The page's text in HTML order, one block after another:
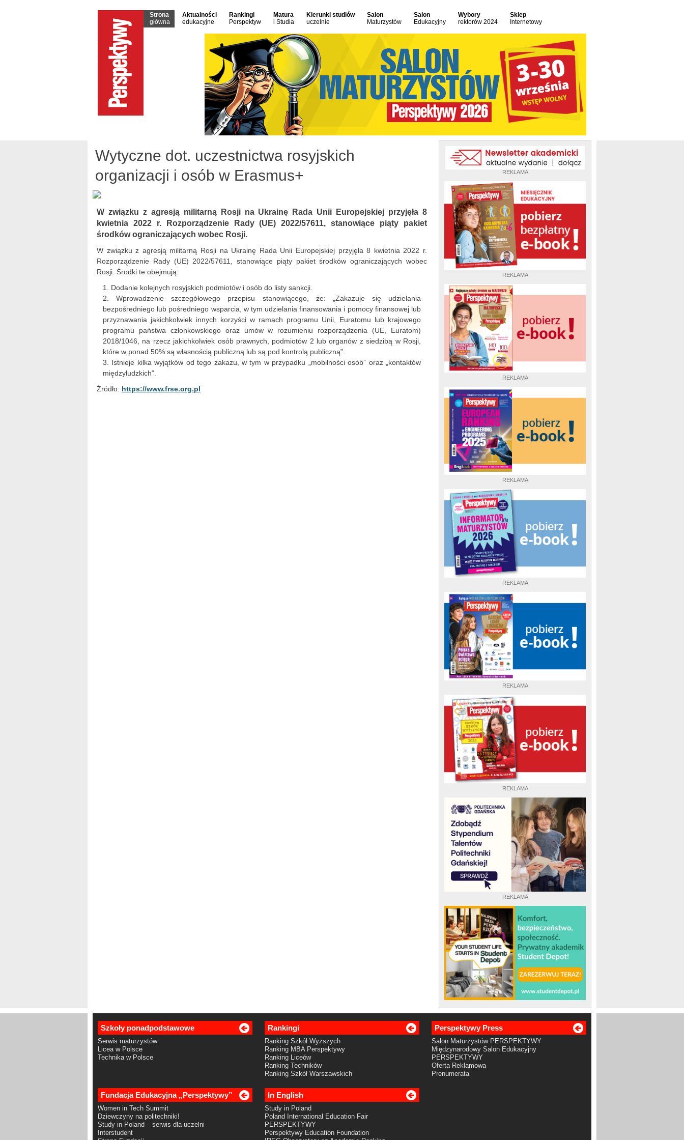
Strona
główna
Aktualności
edukacyjne
Rankingi
Perspektyw
Matura
i Studia
Kierunki studiów
uczelnie
Salon
Maturzystów
Salon
Edukacyjny
Wybory
rektorów 2024
Sklep
Internetowy
REKLAMA
REKLAMA
REKLAMA
REKLAMA
REKLAMA
REKLAMA
REKLAMA
REKLAMA
Wytyczne dot. uczestnictwa rosyjskich
organizacji i osób w Erasmus+
W związku z agresją militarną Rosji na Ukrainę Rada Unii Europejskiej przyjęła 8
kwietnia 2022 r. Rozporządzenie Rady (UE) 2022/57611, stanowiące piąty pakiet
środków ograniczających wobec Rosji.
W związku z agresją militarną Rosji na Ukrainę Rada Unii Europejskiej przyjęła 8 kwietnia 2022 r.
Rozporządzenie Rady (UE) 2022/57611, stanowiące piąty pakiet środków ograniczających wobec
Rosji. Środki te obejmują:
Dodanie kolejnych rosyjskich podmiotów i osób do listy sankcji.
Wprowadzenie szczegółowego przepisu stanowiącego, że: „Zakazuje się udzielania
bezpośredniego lub pośredniego wsparcia, w tym udzielania finansowania i pomocy finansowej lub
przyznawania jakichkolwiek innych korzyści w ramach programu Unii, Euratomu lub krajowego
programu państwa członkowskiego oraz umów w rozumieniu rozporządzenia (UE, Euratom)
2018/1046, na rzecz jakichkolwiek osób prawnych, podmiotów 2 lub organów z siedzibą w Rosji,
które w ponad 50% są własnością publiczną lub są pod kontrolą publiczną”.
Istnieje kilka wyjątków od tego zakazu, w tym w przypadku „mobilności osób” oraz „kontaktów
międzyludzkich”.
Źródło: https://www.frse.org.pl
Szkoły ponadpodstawowe
Serwis maturzystów
Licea w Polsce
Technika w Polsce
Rankingi
Ranking Szkół Wyższych
Ranking MBA Perspektywy
Ranking Liceów
Ranking Techników
Ranking Szkół Warszawskich
Perspektywy Press
Salon Maturzystów PERSPEKTYWY
Międzynarodowy Salon Edukacyjny
PERSPEKTYWY
Oferta Reklamowa
Prenumerata
Fundacja Edukacyjna „Perspektywy”
Women in Tech Summit
Dziewczyny na politechniki!
Study in Poland – serwis dla uczelni
Interstudent
In English
Study in Poland
Poland International Education Fair
PERSPEKTYWY
Perspektywy Education Foundation